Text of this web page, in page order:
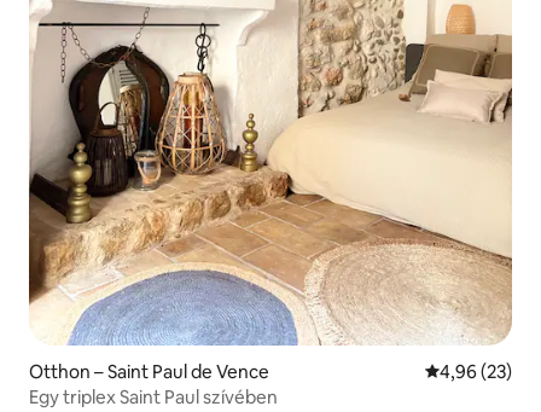
Otthon – Saint Paul de Vence Átlagos
4,96 (23)
Egy triplex Saint Paul szívében